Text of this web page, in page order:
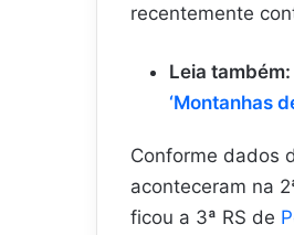
recentemente
Leia também:
‘Montanhas
Conforme dados
aconteceram na
ficou a 3ª RS de